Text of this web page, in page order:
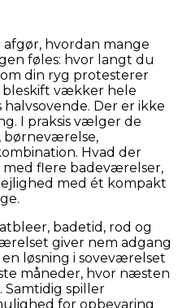
hvordan mange
føles: hvor langt du
din ryg protesterer
bleskift vækker hele
Der er ikke
I praksis vælger de
børneværelse,
Hvad der
flere badeværelser,
med ét kompakt
badetid, rod og
giver nem adgang
løsning i soveværelset
måneder, hvor næsten
spiller
for opbevaring